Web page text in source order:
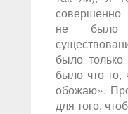
совершенно
не
было
было что-
обожаю».
для того,